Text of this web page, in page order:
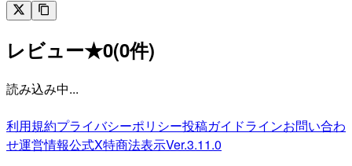
レビュー★0(0件)
読み込み中...
利用規約プライバシーポリシー投稿ガイドラインお問い合わ
せ運営情報公式X特商法表示Ver.3.11.0